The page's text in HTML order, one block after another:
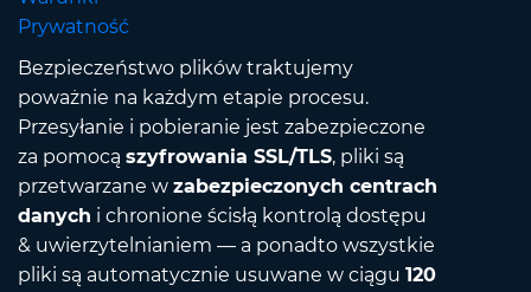
Prywatność
Bezpieczeństwo plików traktujemy
poważnie na każdym etapie procesu.
Przesyłanie i pobieranie jest zabezpieczone
za pomocą szyfrowania SSL/TLS, pliki są
przetwarzane w zabezpieczonych centrach
danych i chronione ścisłą kontrolą dostępu
& uwierzytelnianiem — a ponadto wszystkie
pliki są automatycznie usuwane w ciągu 120